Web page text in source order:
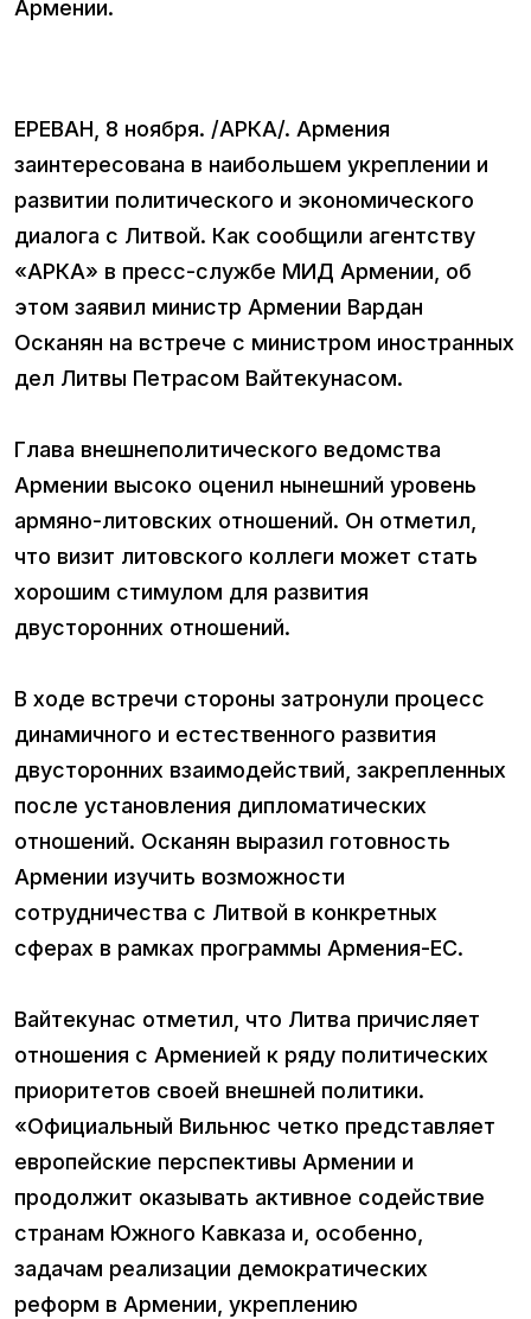
Армении.
ЕРЕВАН, 8 ноября. /АРКА/. Армения
заинтересована в наибольшем укреплении и
развитии политического и экономического
диалога с Литвой. Как сообщили агентству
«АРКА» в пресс-службе МИД Армении, об
этом заявил министр Армении Вардан
Осканян на встрече с министром иностранных
дел Литвы Петрасом Вайтекунасом.
Глава внешнеполитического ведомства
Армении высоко оценил нынешний уровень
армяно-литовских отношений. Он отметил,
что визит литовского коллеги может стать
хорошим стимулом для развития
двусторонних отношений.
В ходе встречи стороны затронули процесс
динамичного и естественного развития
двусторонних взаимодействий, закрепленных
после установления дипломатических
отношений. Осканян выразил готовность
Армении изучить возможности
сотрудничества с Литвой в конкретных
сферах в рамках программы Армения-ЕС.
Вайтекунас отметил, что Литва причисляет
отношения с Арменией к ряду политических
приоритетов своей внешней политики.
«Официальный Вильнюс четко представляет
европейские перспективы Армении и
продолжит оказывать активное содействие
странам Южного Кавказа и, особенно,
задачам реализации демократических
реформ в Армении, укреплению